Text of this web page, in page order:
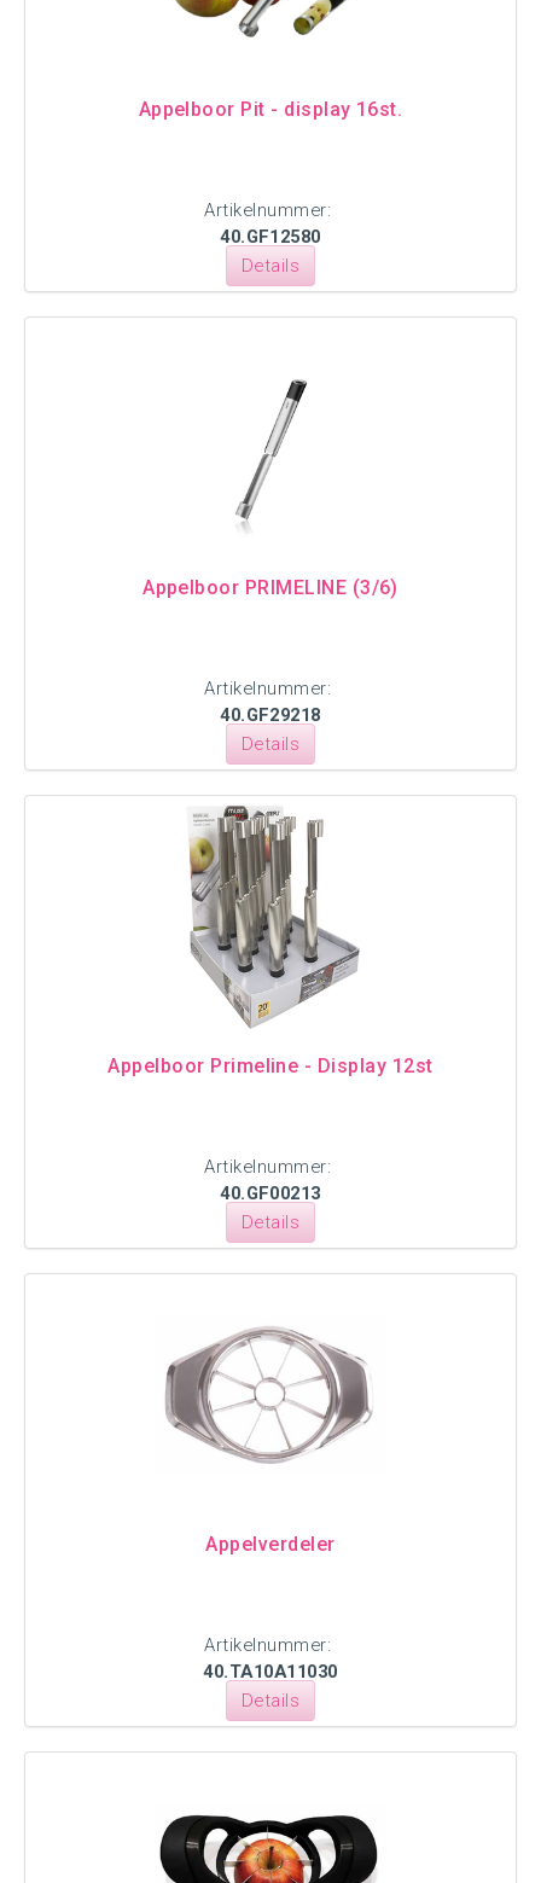
Appelboor Pit - display 16st.
Artikelnummer:
40.GF12580
Details
Appelboor PRIMELINE (3/6)
Artikelnummer:
40.GF29218
Details
Appelboor Primeline - Display 12st
Artikelnummer:
40.GF00213
Details
Appelverdeler
Artikelnummer:
40.TA10A11030
Details